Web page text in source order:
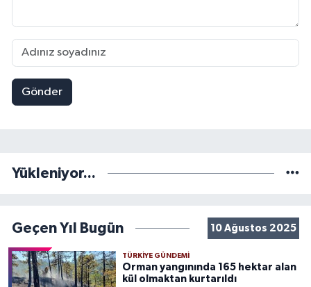
Gönder
Yükleniyor...
Geçen Yıl Bugün 10 Ağustos 2025
TÜRKIYE GÜNDEMI
Orman yangınında 165 hektar alan
kül olmaktan kurtarıldı